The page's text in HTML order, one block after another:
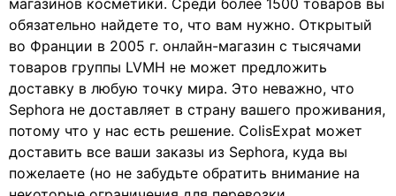
обязательно найдете то, что вам нужно. Открытый
во Франции в 2005 г. онлайн-магазин с тысячами
товаров группы LVMH не может предложить
доставку в любую точку мира. Это неважно, что
Sephora не доставляет в страну вашего проживания,
потому что у нас есть решение. ColisExpat может
доставить все ваши заказы из Sephora, куда вы
пожелаете (но не забудьте обратить внимание на